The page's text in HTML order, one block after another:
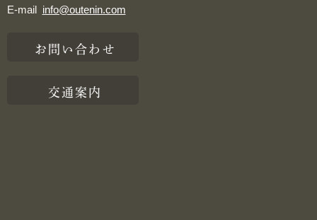
E-mail info@outenin.com
お問い合わせ
交通案内